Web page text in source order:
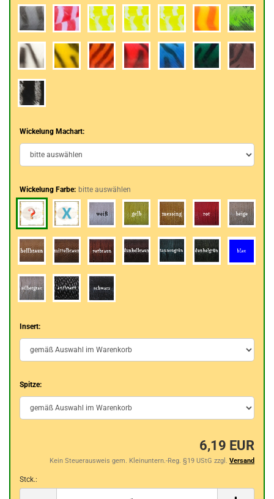
Wickelung Machart:
Wickelung Farbe: bitte auswählen
Insert:
Spitze:
6,19 EUR
Kein Steuerausweis gem. Kleinuntern.-Reg. §19 UStG zzgl. Versand
Stck.: